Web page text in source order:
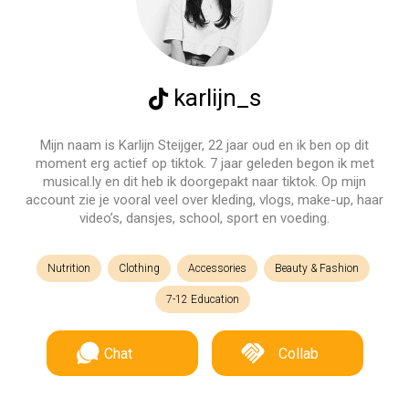
karlijn_s
Mijn naam is Karlijn Steijger, 22 jaar oud en ik ben op dit
moment erg actief op tiktok. 7 jaar geleden begon ik met
musical.ly en dit heb ik doorgepakt naar tiktok. Op mijn
account zie je vooral veel over kleding, vlogs, make-up, haar
video’s, dansjes, school, sport en voeding.
Nutrition Clothing Accessories Beauty & Fashion
7-12 Education
Chat Collab